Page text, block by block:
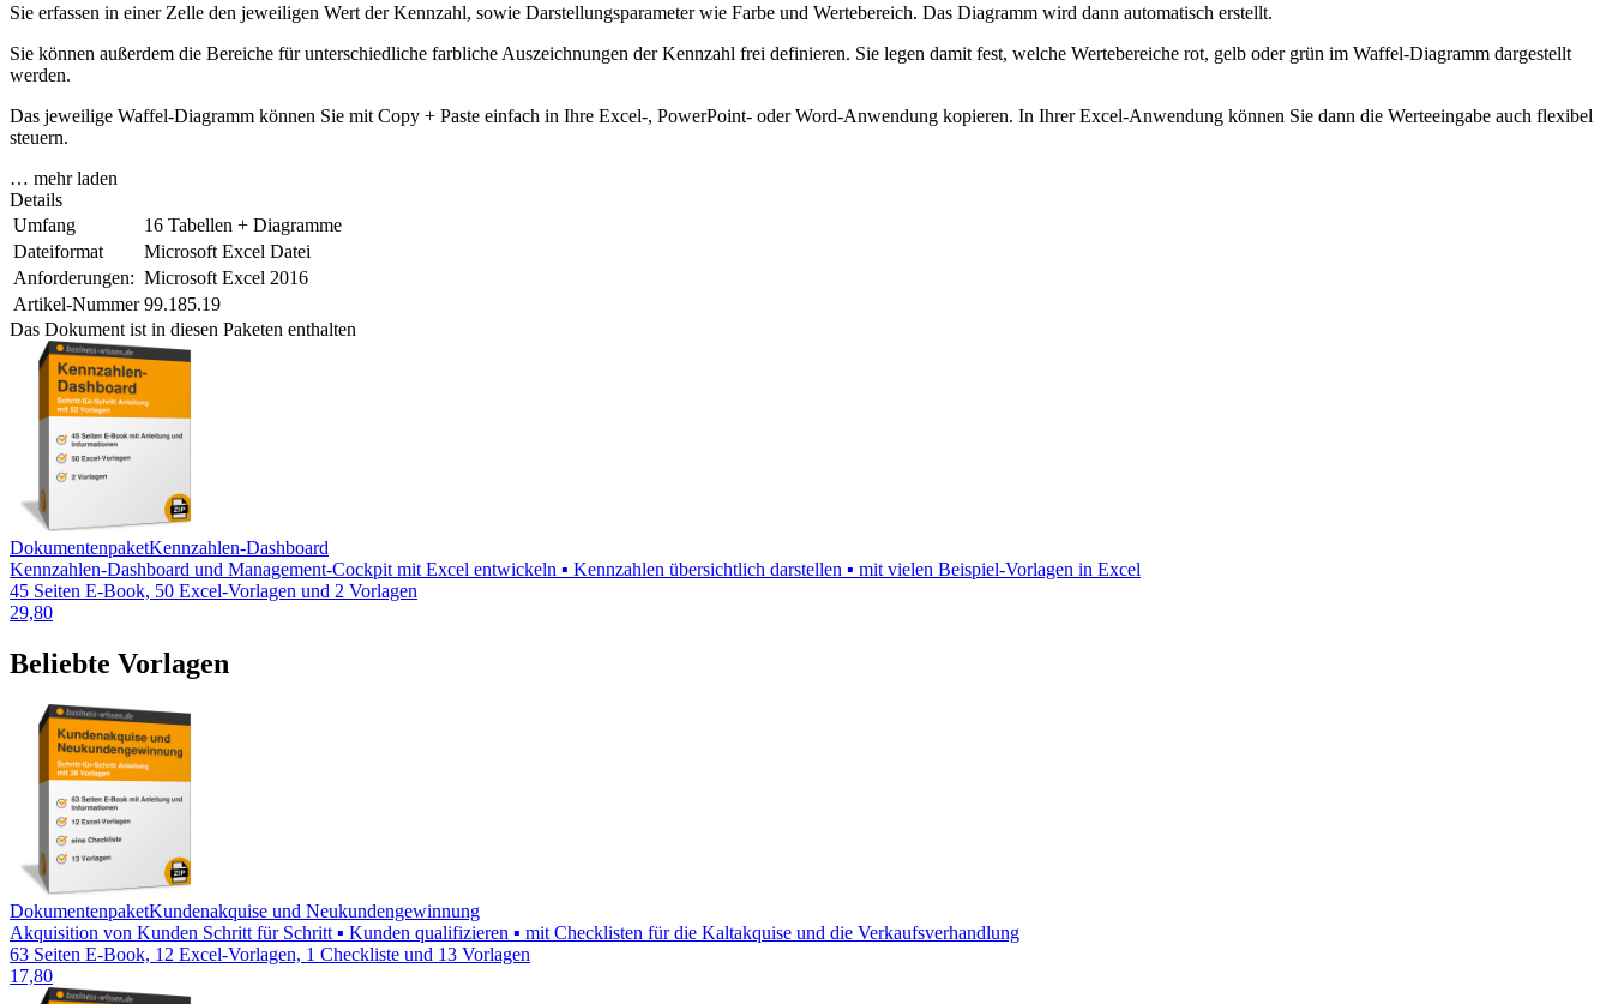
Sie erfassen in einer Zelle den jeweiligen Wert der Kennzahl, sowie Darstellungsparameter wie Farbe und Wertebereich. Das Diagramm wird dann automatisch erstellt.
Sie können außerdem die Bereiche für unterschiedliche farbliche Auszeichnungen der Kennzahl frei definieren. Sie legen damit fest, welche Wertebereiche rot, gelb oder grün im Waffel-Diagramm dargestellt
werden.
Das jeweilige Waffel-Diagramm können Sie mit Copy + Paste einfach in Ihre Excel-, PowerPoint- oder Word-Anwendung kopieren. In Ihrer Excel-Anwendung können Sie dann die Werteeingabe auch flexibel
steuern.
… mehr laden
Details
Umfang
16 Tabellen + Diagramme
Dateiformat
Microsoft Excel Datei
Anforderungen: Microsoft Excel 2016
Artikel-Nummer 99.185.19
Das Dokument ist in diesen Paketen enthalten
DokumentenpaketKennzahlen-Dashboard
Kennzahlen-Dashboard und Management-Cockpit mit Excel entwickeln ▪ Kennzahlen übersichtlich darstellen ▪ mit vielen Beispiel-Vorlagen in Excel
45 Seiten E-Book, 50 Excel-Vorlagen und 2 Vorlagen
29,80
Beliebte Vorlagen
DokumentenpaketKundenakquise und Neukundengewinnung
Akquisition von Kunden Schritt für Schritt ▪ Kunden qualifizieren ▪ mit Checklisten für die Kaltakquise und die Verkaufsverhandlung
63 Seiten E-Book, 12 Excel-Vorlagen, 1 Checkliste und 13 Vorlagen
17,80